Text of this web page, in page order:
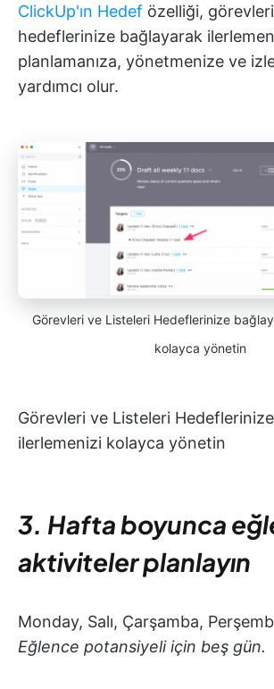
ClickUp'ın Hedef özelliği,
hedeflerinize bağlayarak
planlamanıza, yönetmenize ve
yardımcı olur.
Görevleri ve Listeleri Hedeflerinize
kolayca yönetin
Görevleri ve Listeleri
ilerlemenizi kolayca yönetin
3. Hafta boyunca
aktiviteler planlayın
Monday, Salı, Çarşamba,
Eğlence potansiyeli için beş gün.